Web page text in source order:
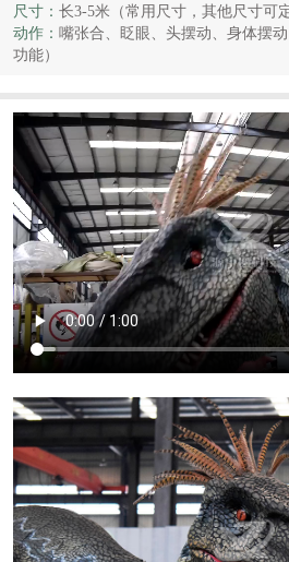
尺寸： 长3-5米（常用尺寸，其他尺寸可
动作： 嘴张合、眨眼、头摆动、身体摆
功能）